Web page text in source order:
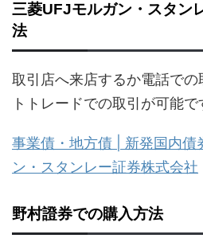
三菱UFJモルガン・スタン
法
取引店へ来店するか電話での
トトレードでの取引が可能で
事業債・地方債 | 新発国内債
ン・スタンレー証券株式会社
野村證券での購入方法